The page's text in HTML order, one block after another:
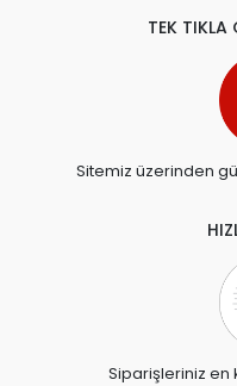
TEK TIKLA
Sitemiz üzerinden
Siparişleriniz en